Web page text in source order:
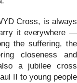
Cross, is always
it everywhere —
the suffering, the
closeness and
a jubilee cross
II to young people